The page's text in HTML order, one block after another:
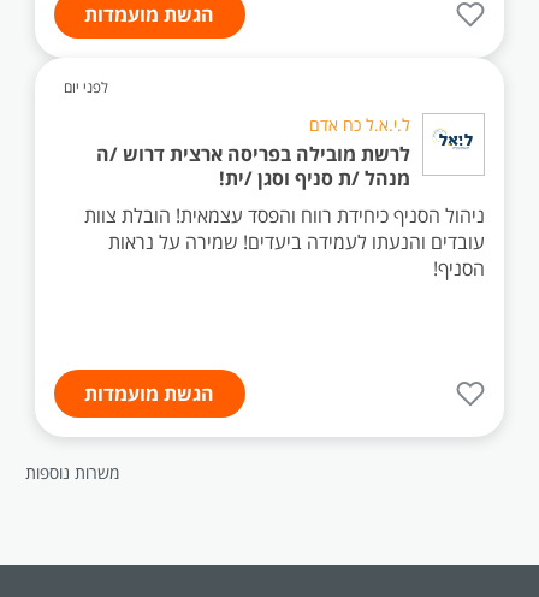
הגשת מועמדות
לפני יום
ל.י.א.ל כח אדם
לרשת מובילה בפריסה ארצית דרוש /ה
מנהל /ת סניף וסגן /ית!
ניהול הסניף כיחידת רווח והפסד עצמאית! הובלת צוות
עובדים והנעתו לעמידה ביעדים! שמירה על נראות
הסניף!
הגשת מועמדות
משרות נוספות